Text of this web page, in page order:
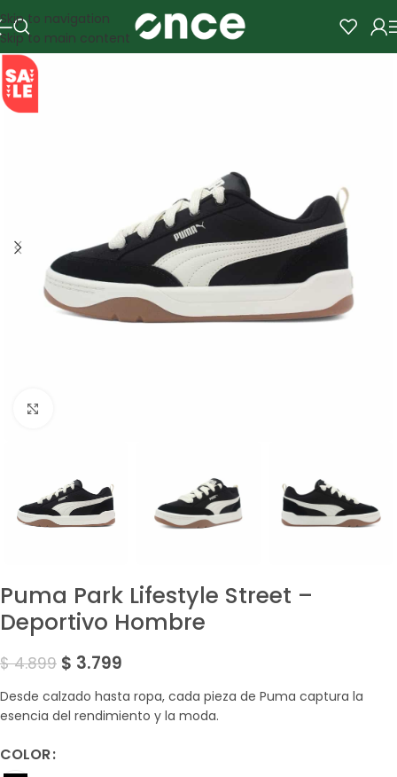
Skip to navigation
Skip to main content
SALE
Puma Park Lifestyle Street –
Deportivo Hombre
$4.899 $ 3.799
Desde calzado hasta ropa, cada pieza de Puma captura la
esencia del rendimiento y la moda.
COLOR